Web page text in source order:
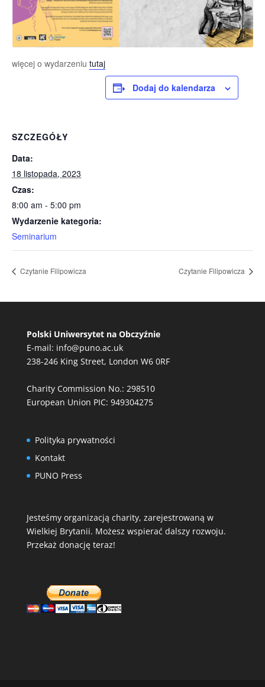
więcej o wydarzeniu tutaj
Dodaj do kalendarza
SZCZEGÓŁY
Data:
18 listopada, 2023
Czas:
8:00 am - 5:00 pm
Wydarzenie kategoria:
Seminarium
Czytanie Filipowicza Czytanie Filipowicza
Polski Uniwersytet na Obczyźnie
E-mail: info@puno.ac.uk
238-246 King Street, London W6 0RF
Charity Commission No.: 298510
European Union PIC: 949304275
Polityka prywatności
Kontakt
PUNO Press
Jesteśmy organizacją charity, zarejestrowaną w
Wielkiej Brytanii. Możesz wspierać dalszy rozwoju.
Przekaż donację teraz!